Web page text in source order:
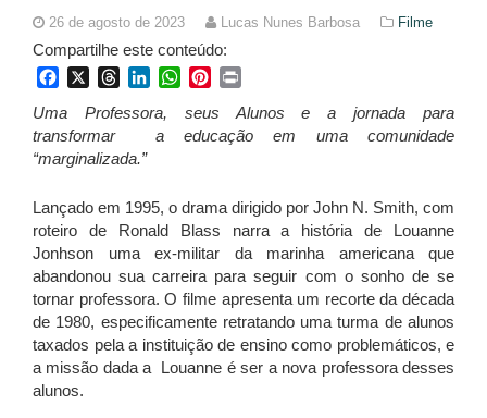
26 de agosto de 2023 Lucas Nunes Barbosa Filme
Compartilhe este conteúdo:
FacebookThreadsLinkedInWhatsApp
Pinterest
Uma Professora, seus Alunos e a jornada para
transformar a educação em uma comunidade
“marginalizada.”
Lançado em 1995, o drama dirigido por John N. Smith, com
roteiro de Ronald Blass narra a história de Louanne
Jonhson uma ex-militar da marinha americana que
abandonou sua carreira para seguir com o sonho de se
tornar professora. O filme apresenta um recorte da década
de 1980, especificamente retratando uma turma de alunos
taxados pela a instituição de ensino como problemáticos, e
a missão dada a Louanne é ser a nova professora desses
alunos.